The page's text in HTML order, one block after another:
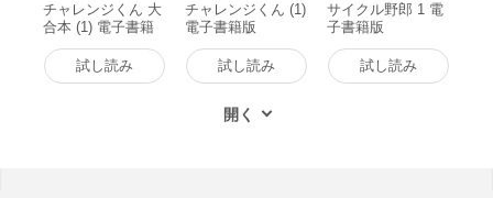
チャレンジくん 大
合本 (1) 電子書籍
試し読み
チャレンジくん (1)
電子書籍版
試し読み
サイクル野郎 1 電
子書籍版
試し読み